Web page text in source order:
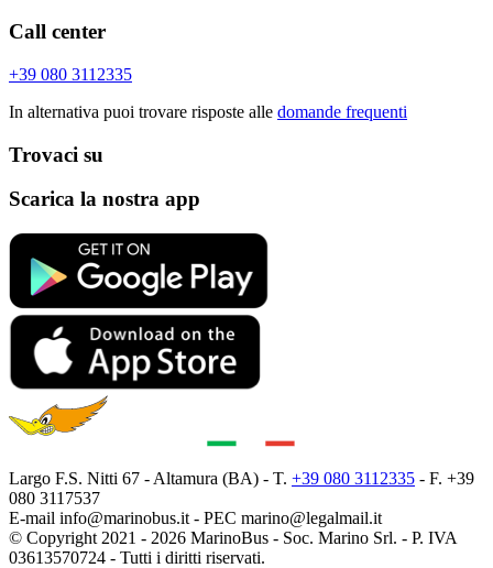
Call center
+39 080 3112335
In alternativa puoi trovare risposte alle domande frequenti
Trovaci su
Scarica la nostra app
Largo F.S. Nitti 67 - Altamura (BA) - T. +39 080 3112335 - F. +39
080 3117537
E-mail info@marinobus.it - PEC marino@legalmail.it
© Copyright 2021 - 2026 MarinoBus - Soc. Marino Srl. - P. IVA
03613570724 - Tutti i diritti riservati.